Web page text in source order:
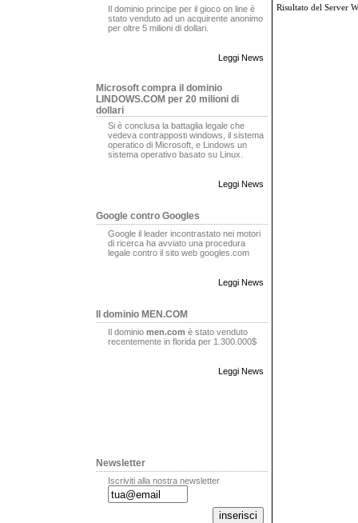
Il dominio principe per il gioco on line è
stato venduto ad un acquirente anonimo
per oltre 5 milioni di dollari.
Leggi News
Microsoft compra il dominio
LINDOWS.COM per 20 milioni di
dollari
Si è conclusa la battaglia legale che
vedeva contrapposti windows, il sistema
operatico di Microsoft, e Lindows un
sistema operativo basato su Linux.
Leggi News
Google contro Googles
Google il leader incontrastato nei motori
di ricerca ha avviato una procedura
legale contro il sito web googles.com
Leggi News
Il dominio MEN.COM
Il dominio men.com è stato venduto
recentemente in florida per 1.300.000$
Leggi News
Newsletter
Iscriviti alla nostra newsletter
Risultato del Server